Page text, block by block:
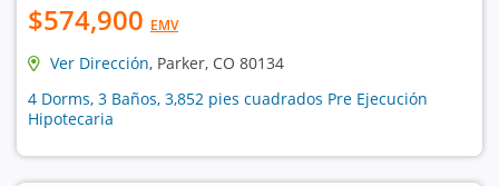
$574,900 EMV
Ver Dirección, Parker, CO 80134
4 Dorms, 3 Baños, 3,852 pies cuadrados Pre Ejecución
Hipotecaria